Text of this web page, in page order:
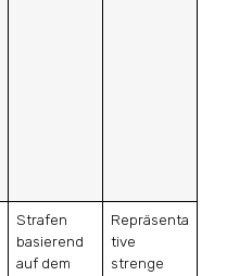
Strafen
basierend
auf dem
Repräsenta
tive
strenge